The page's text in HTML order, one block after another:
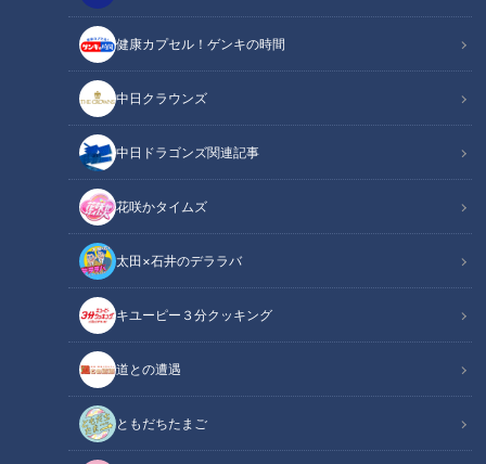
健康カプセル！ゲンキの時間
中日クラウンズ
中日ドラゴンズ関連記事
花咲かタイムズ
太田×石井のデララバ
キユーピー３分クッキング
道との遭遇
ともだちたまご
記事に戻る
お酢どころのドリンクにお寿司、激アツ温泉も堪能？ 人気プロレスラー
棚橋弘至が行く『愛知県東海市』の旅
この記事の画像